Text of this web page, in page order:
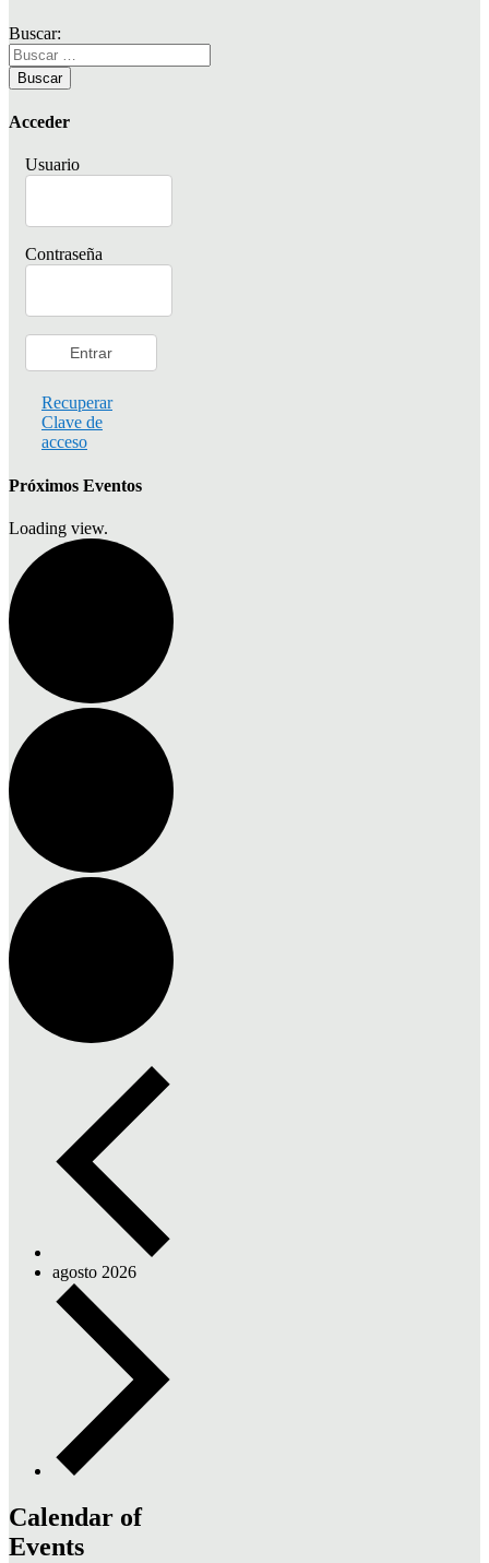
Buscar:
Acceder
Usuario
Contraseña
Recuperar
Clave de
acceso
Próximos Eventos
Loading view.
agosto 2026
Calendar of
Events